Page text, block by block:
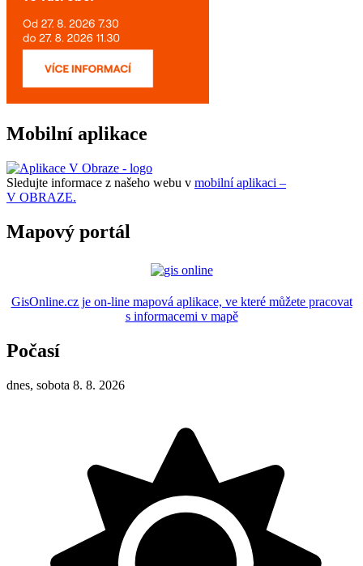
Mobilní aplikace
Sledujte informace z našeho webu v mobilní aplikaci –
V OBRAZE.
Mapový portál
GisOnline.cz je on-line mapová aplikace, ve které můžete pracovat
s informacemi v mapě
Počasí
dnes, sobota 8. 8. 2026